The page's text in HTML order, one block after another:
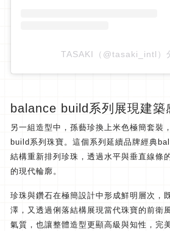
TASAKI（@tasaki_intl）
balance build系列展現建築
另一組造型中，孫藝珍換上米色極簡套
build系列珠寶。 這個系列延續品牌經典
結構重新排列珍珠，透過水平與垂直線條
的現代輪廓。
珍珠與鑽石在極簡設計中形成鮮明層次，
澤， 又透過俐落結構展現當代珠寶的前衛
氣質， 也讓整體造型更顯高級與知性，完